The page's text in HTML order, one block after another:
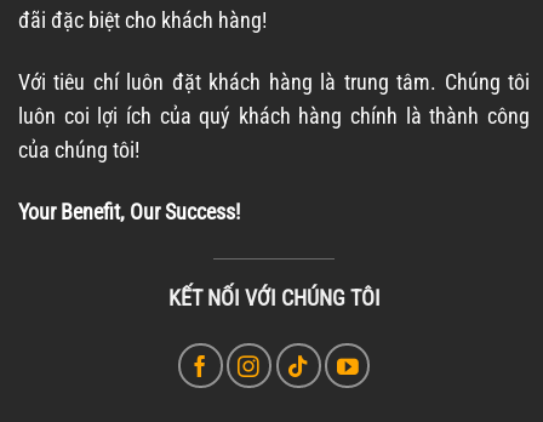
đãi đặc biệt cho khách hàng!
Với tiêu chí luôn đặt khách hàng là trung tâm. Chúng tôi
luôn coi lợi ích của quý khách hàng chính là thành công
của chúng tôi!
Your Benefit, Our Success!
KẾT NỐI VỚI CHÚNG TÔI